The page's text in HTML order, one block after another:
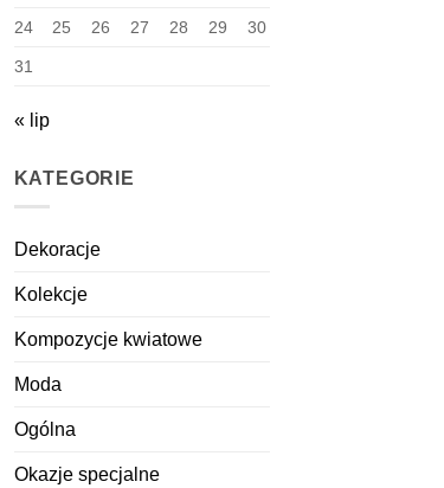
24 25 26 27 28 29 30
31
« lip
KATEGORIE
Dekoracje
Kolekcje
Kompozycje kwiatowe
Moda
Ogólna
Okazje specjalne